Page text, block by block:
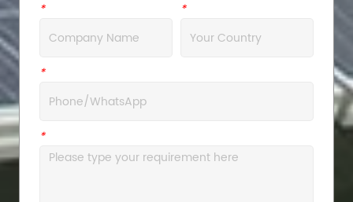
*Company *Address
*WhatsApp
*Message